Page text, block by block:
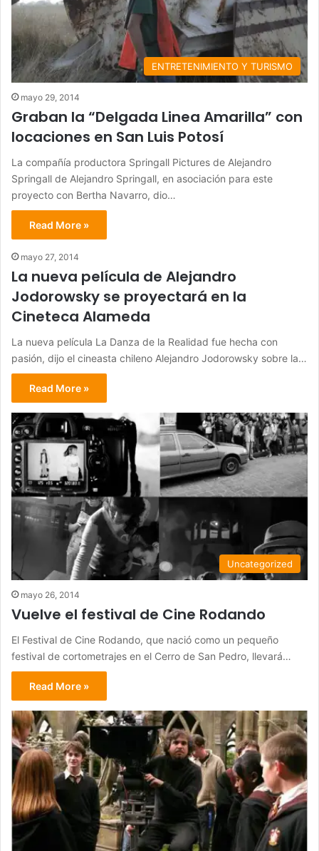
ENTRETENIMIENTO Y TURISMO
mayo 29, 2014
Graban la “Delgada Linea Amarilla” con
locaciones en San Luis Potosí
La compañía productora Springall Pictures de Alejandro
Springall de Alejandro Springall, en asociación para este
proyecto con Bertha Navarro, dio…
Read More »
mayo 27, 2014
La nueva película de Alejandro
Jodorowsky se proyectará en la
Cineteca Alameda
La nueva película La Danza de la Realidad fue hecha con
pasión, dijo el cineasta chileno Alejandro Jodorowsky sobre la…
Read More »
Uncategorized
mayo 26, 2014
Vuelve el festival de Cine Rodando
El Festival de Cine Rodando, que nació como un pequeño
festival de cortometrajes en el Cerro de San Pedro, llevará…
Read More »